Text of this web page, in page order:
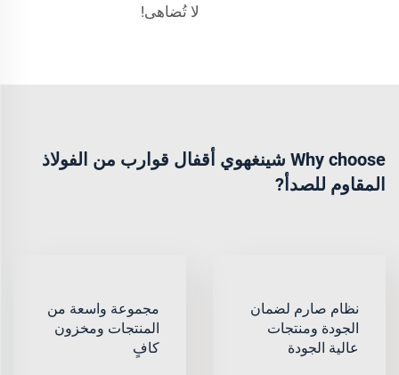
لا تُضاهى!
Why choose شينغهوي أقفال قوارب من الفولاذ
المقاوم للصدأ?
نظام صارم لضمان
الجودة ومنتجات
عالية الجودة
مجموعة واسعة من
المنتجات ومخزون
كافٍ